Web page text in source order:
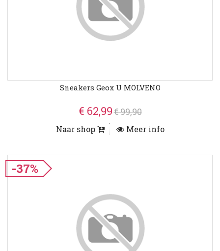
Sneakers Geox U MOLVENO
€ 62,99€ 99,90
Naar shop Meer info
-37%